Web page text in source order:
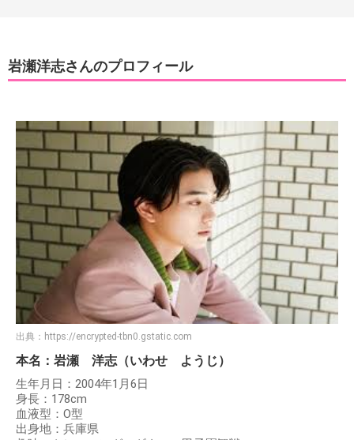
岩瀬洋志さんのプロフィール
出典： https://encrypted-tbn0.gstatic.com
本名：岩瀬 洋志（いわせ ようじ）
生年月日：2004年1月6日
身長：178cm
血液型：O型
出身地：兵庫県